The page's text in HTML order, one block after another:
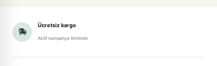
Ücretsiz kargo
Aktif kampanya limitinde